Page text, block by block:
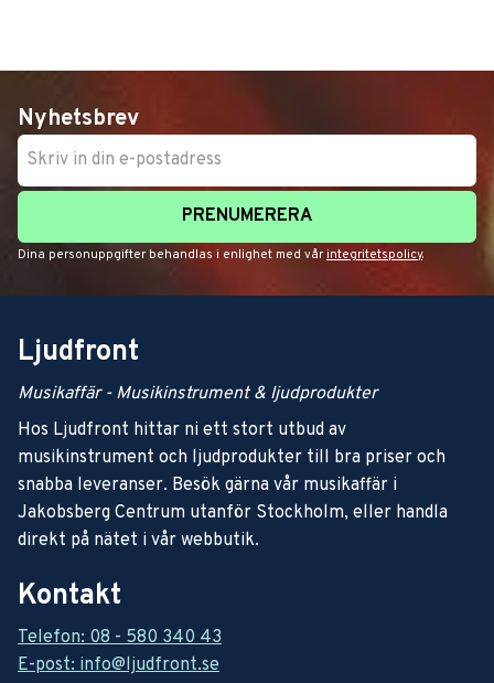
Nyhetsbrev
PRENUMERERA
Dina personuppgifter behandlas i enlighet med vår integritetspolicy.
Ljudfront
Musikaffär - Musikinstrument & ljudprodukter
Hos Ljudfront hittar ni ett stort utbud av
musikinstrument och ljudprodukter till bra priser och
snabba leveranser. Besök gärna vår musikaffär i
Jakobsberg Centrum utanför Stockholm, eller handla
direkt på nätet i vår webbutik.
Kontakt
Telefon: 08 - 580 340 43
E-post: info@ljudfront.se